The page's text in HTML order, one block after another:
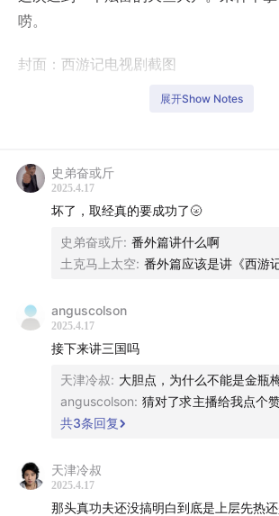
唠。
封面：西游记电视剧截图
00:03:18火眼识破假公主，悟空擒妖救师
展开Show Notes
史弟奋或斤
2025.4.17
坏了，取经真的要成功了🌝
史弟奋或斤: 番外篇讲什么啊
土克马上太空: 番外篇应该是讲《西游
anguscolson
2025.4.17
接下来讲三国吗
天津冷叔: 大胆点，为什么不能是金瓶
anguscolson: 猜对了求主播给我点个
共3条回复
天津冷叔
2025.4.17
那头真功夫还没搞明白到底是上层先热